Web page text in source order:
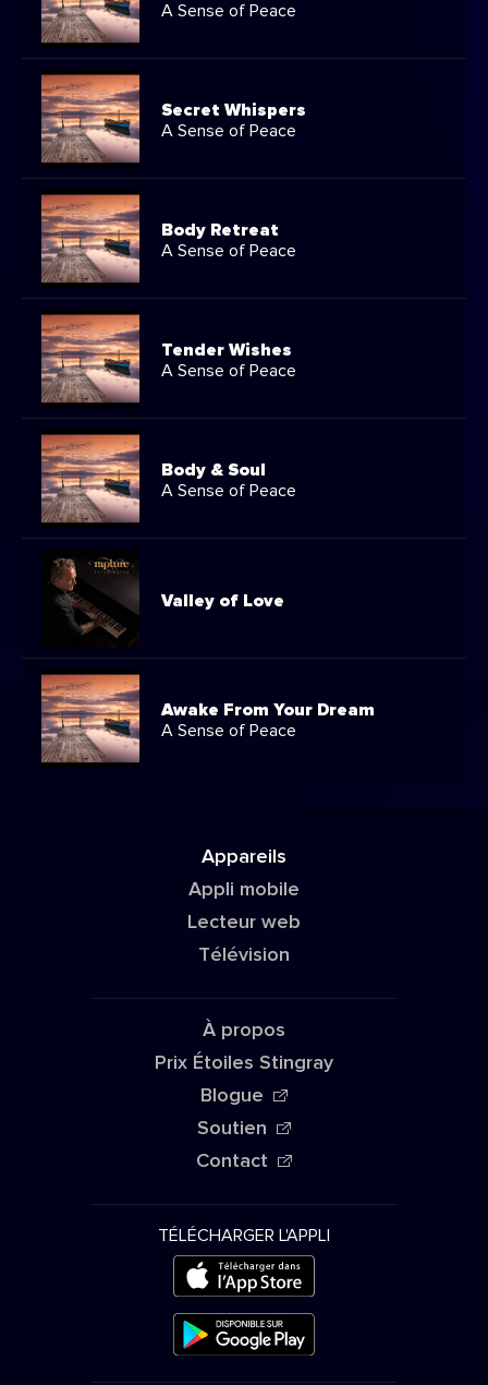
05:09
05:05 Harmony Found
05:00
04:56
Darkness
04:50 City of Dreams
04:45
Blossom On The
Wind
04:30 Clouds
Mindfulness
Adagio for Sleep
Liquid Mind VIII: Sleep
A Sense of Peace
Secret Whispers
A Sense of Peace
Body Retreat
A Sense of Peace
Tender Wishes
A Sense of Peace
Body & Soul
A Sense of Peace
Valley of Love
Awake From Your Dream
A Sense of Peace
Appareils
Appli mobile
Lecteur web
Télévision
À propos
Prix Étoiles Stingray
Blogue
Soutien
Contact
TÉLÉCHARGER L'APPLI